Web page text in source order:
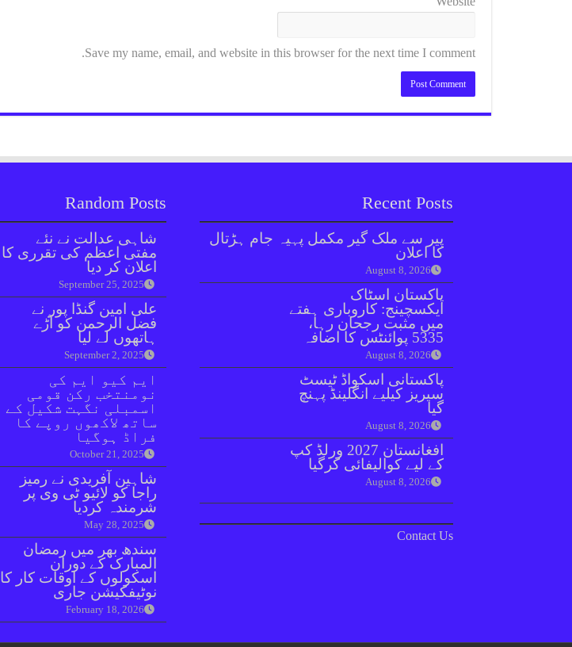
Save my name, email, and website in this browser for the next time I comment.
Random Posts
شاہی عدالت نے نئے
مفتی اعظم کی تقرری کا
اعلان کر دیا
September 25, 2025
علی امین گنڈا پور نے
فضل الرحمن کو آڑے
ہاتھوں لے لیا
September 2, 2025
ایم کیو ایم کی
نومنتخب رکن قومی
اسمبلی نگہت شکیل کے
ساتھ لاکھوں روپے کا
فراڈ ہوگیا
October 21, 2025
شاہین آفریدی نے رمیز
راجا کو لائیو ٹی وی پر
شرمندہ کردیا
May 28, 2025
سندھ بھر میں رمضان
المبارک کے دوران
اسکولوں کے اوقات کار کا
نوٹیفکیشن جاری
February 18, 2026
Recent Posts
پیر سے ملک گیر مکمل پہیہ جام ہڑتال
کا اعلان
August 8, 2026
پاکستان اسٹاک
ایکسچینج: کاروباری ہفتے
میں مثبت رجحان رہا،
5335 پوائنٹس کا اضافہ
August 8, 2026
پاکستانی اسکواڈ ٹیسٹ
سیریز کیلیے انگلینڈ پہنچ
گیا
August 8, 2026
افغانستان 2027 ورلڈ کپ
کے لیے کوالیفائی کرگیا
August 8, 2026
Contact Us